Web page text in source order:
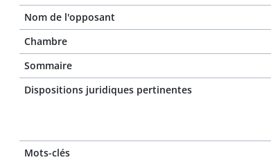
Nom de l'opposant
Chambre
Sommaire
Dispositions juridiques pertinentes
Mots-clés